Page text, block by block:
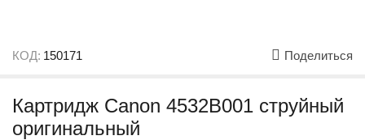
КОД: 150171 Поделиться
Картридж Canon 4532B001 струйный
оригинальный